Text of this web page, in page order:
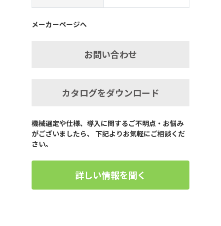
メーカーページへ
お問い合わせ
カタログをダウンロード
機械選定や仕様、導入に関するご不明点・お悩み
がございましたら、 下記よりお気軽にご相談くだ
さい。
詳しい情報を聞く